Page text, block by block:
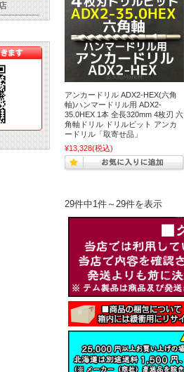
アンカードリル ADX2-HEX(六角
軸)ハンマードリル用 ADX2-
35.0HEX 1本 全長320mm 4枚刃 六
角軸ドリル ドリルビット アンカ
ードリル「取寄せ品」
¥13,328(税込)
29件中1件～29件を表示